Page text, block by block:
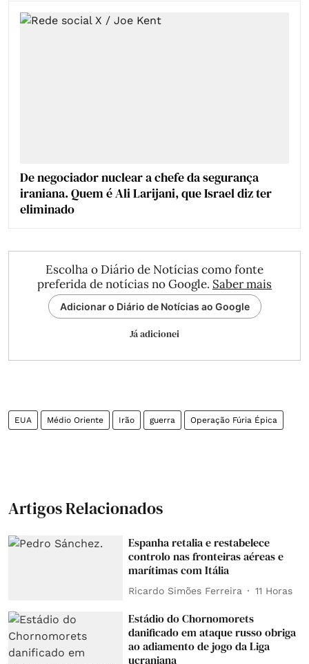
De negociador nuclear a chefe da segurança
iraniana. Quem é Ali Larijani, que Israel diz ter
eliminado
Escolha o Diário de Notícias como fonte
preferida de notícias no Google. Saber mais
Adicionar o Diário de Notícias ao Google
Já adicionei
EUA Médio Oriente Irão guerra Operação Fúria Épica
Artigos Relacionados
Espanha retalia e restabelece
controlo nas fronteiras aéreas e
marítimas com Itália
Ricardo Simões Ferreira 11 Horas
Estádio do Chornomorets
danificado em ataque russo obriga
ao adiamento de jogo da Liga
ucraniana